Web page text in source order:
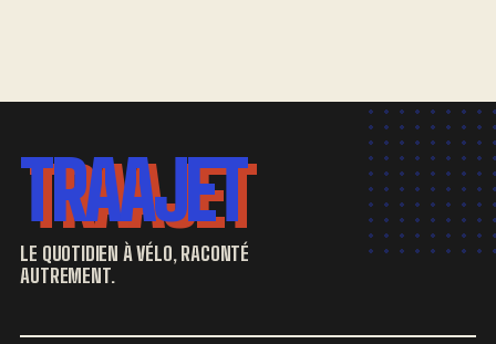
TRAAJET
LE QUOTIDIEN À VÉLO, RACONTÉ
AUTREMENT.